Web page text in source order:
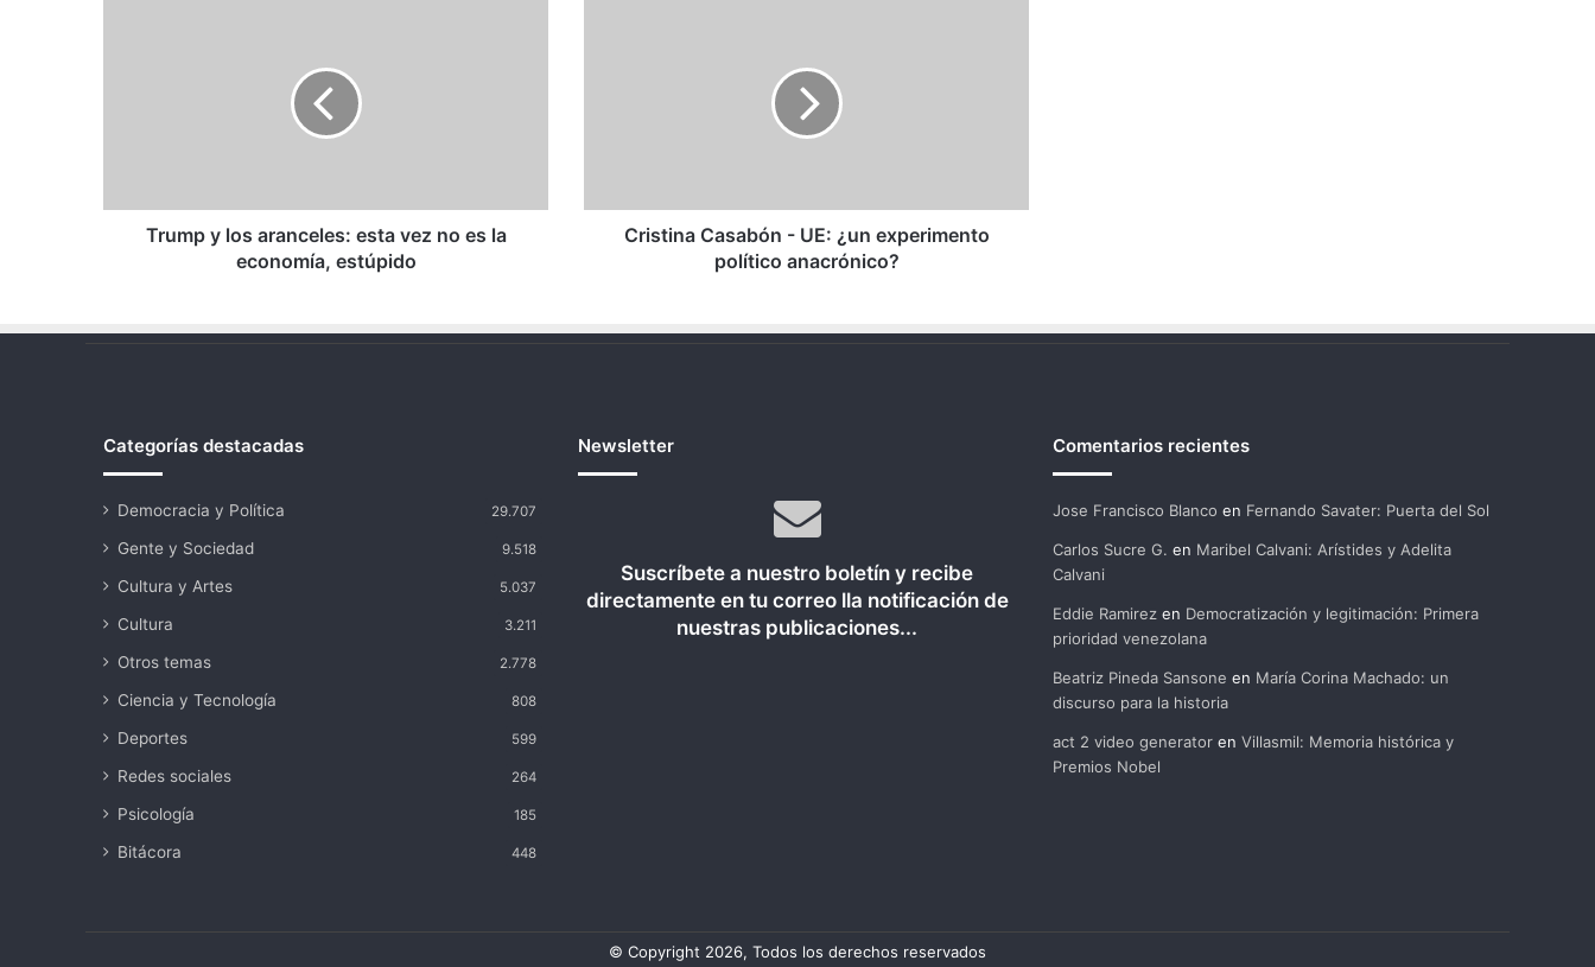
la
economía,Trump y los aranceles: esta vez no es la
economía, estúpido
Cristina Casabón - UE: ¿un experimento
político anacrónico?
Categorías destacadas
Democracia y Política 29.707
Gente y Sociedad 9.518
Cultura y Artes 5.037
Cultura 3.211
Otros temas 2.778
Ciencia y Tecnología 808
Deportes 599
Redes sociales 264
Psicología 185
Bitácora 448
Newsletter
Suscríbete a nuestro boletín y recibe
directamente en tu correo lla notificación de
nuestras publicaciones...
Comentarios recientes
Jose Francisco Blanco en Fernando Savater: Puerta del Sol
Carlos Sucre G. en Maribel Calvani: Arístides y Adelita
Calvani
Eddie Ramirezen Democratización y legitimación: Primera
prioridad venezolana
Beatriz Pineda Sansone en María Corina Machado: un
discurso para la historia
act 2 video generatoren Villasmil: Memoria histórica y
Premios Nobel
© Copyright 2026, Todos los derechos reservados